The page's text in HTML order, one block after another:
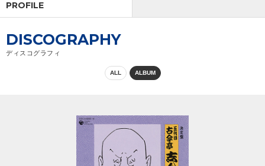
アーティスト
PROFILE
DISCOGRAPHY
ディスコグラフィ
ALL ALBUM